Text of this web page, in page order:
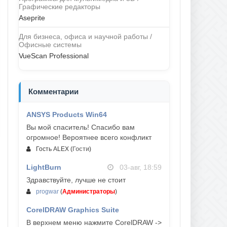
Графические редакторы
Aseprite
Для бизнеса, офиса и научной работы /
Офисные системы
VueScan Professional
Комментарии
ANSYS Products Win64
Вы мой спаситель! Спасибо вам
огромное! Вероятнее всего конфликт
Гость ALEX (Гости)
LightBurn
03-авг, 18:59
Здравствуйте, лучше не стоит
progwar (Администраторы)
CorelDRAW Graphics Suite
03-авг, 18:58
В верхнем меню нажмите CorelDRAW ->